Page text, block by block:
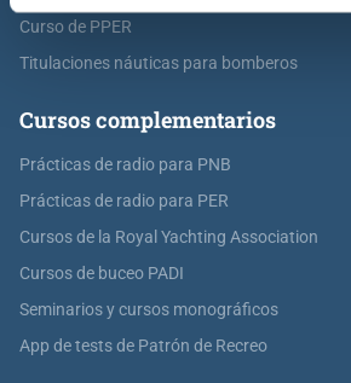
Curso de PPER
Titulaciones náuticas para bomberos
Cursos complementarios
Prácticas de radio para PNB
Prácticas de radio para PER
Cursos de la Royal Yachting Association
Cursos de buceo PADI
Seminarios y cursos monográficos
App de tests de Patrón de Recreo